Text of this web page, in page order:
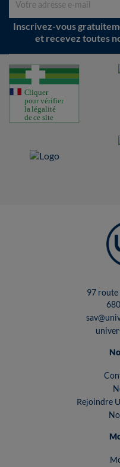
Inscrivez-vous
et recevez toutes
97 route
Rejoindre